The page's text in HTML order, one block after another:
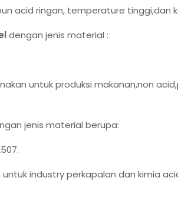
acid ringan, temperature tinggi,dan
dengan jenis material :
untuk produksi makanan,non
jenis material berupa:
untuk industry perkapalan dan kimia